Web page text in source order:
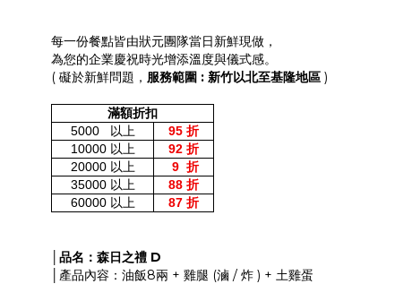
每一份餐點皆由狀元團隊當日新鮮現做，
為您的企業慶祝時光增添溫度與儀式感。
( 礙於新鮮問題， 服務範圍 : 新竹以北至基隆地區 )
滿額折扣
5000
以上 95 折
10000 以上 92 折
20000 以上 9 折
35000 以上 88 折
60000 以上 87 折
│品名：森日之禮 D
│產品內容：油飯8兩 + 雞腿 (滷 / 炸 ) + 土雞蛋